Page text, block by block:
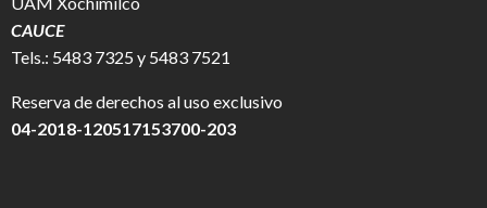
CAUCE
Tels.: 5483 7325 y 5483 7521
Reserva de derechos al uso exclusivo
04-2018-120517153700-203